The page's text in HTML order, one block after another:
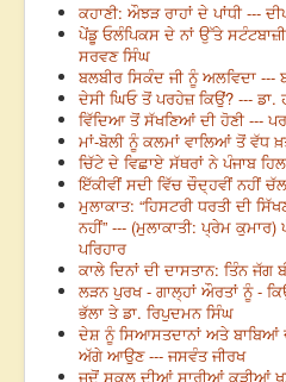
ਕਹਾਣੀ: ਔਝੜ ਰਾਹਾਂ ਦੇ ਪਾਂਧੀ ---
ਪੇਂਡੂ ਓਲੰਪਿਕਸ ਦੇ ਨਾਂ ਉੱਤੇ ਸਟੰਟਬਾਜ਼ੀ
ਸਰਵਣ ਸਿੰਘ
ਬਲਬੀਰ ਸਿਕੰਦ ਜੀ ਨੂੰ ਅਲਵਿਦਾ
ਦੇਸੀ ਘਿਓ ਤੋਂ ਪਰਹੇਜ਼ ਕਿਉਂ? --- ਡਾ.
ਵਿੱਦਿਆ ਤੋਂ ਸੱਖਣਿਆਂ ਦੀ ਹੋਣੀ ---
ਮਾਂ-ਬੋਲੀ ਨੂੰ ਕਲਮਾਂ ਵਾਲਿਆਂ ਤੋਂ ਵੱਧ
ਚਿੱਟੇ ਦੇ ਵਿਛਾਏ ਸੱਥਰਾਂ ਨੇ ਪੰਜਾਬ
ਇੱਕੀਵੀਂ ਸਦੀ ਵਿੱਚ ਚੌਦ੍ਹਵੀਂ ਨਹੀਂ
ਮੁਲਾਕਾਤ: “ਹਿਸਟਰੀ ਧਰਤੀ ਦੀ
ਨਹੀਂ” --- (ਮੁਲਾਕਾਤੀ: ਪ੍ਰੇਮ
ਪਰਿਹਾਰ
ਕਾਲੇ ਦਿਨਾਂ ਦੀ ਦਾਸਤਾਨ: ਤਿੰਨ ਜੱਗ
ਲੜਨ ਪੁਰਖ - ਗਾਲ੍ਹਾਂ ਔਰਤਾਂ ਨੂੰ -
ਭੱਲਾ ਤੇ ਡਾ. ਰਿਪੁਦਮਨ ਸਿੰਘ
ਦੇਸ਼ ਨੂੰ ਸਿਆਸਤਦਾਨਾਂ ਅਤੇ
ਅੱਗੇ ਆਉਣ --- ਜਸਵੰਤ ਜੀਰਖ
ਜਦੋਂ ਸਕੂਲ ਦੀਆਂ ਸਾਰੀਆਂ ਕੁੜੀਆਂ